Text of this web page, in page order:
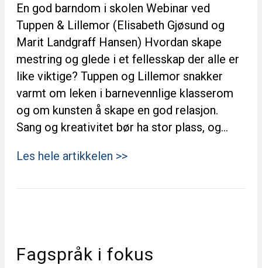
En god barndom i skolen Webinar ved
Tuppen & Lillemor (Elisabeth Gjøsund og
Marit Landgraff Hansen) Hvordan skape
mestring og glede i et fellesskap der alle er
like viktige? Tuppen og Lillemor snakker
varmt om leken i barnevennlige klasserom
og om kunsten å skape en god relasjon.
Sang og kreativitet bør ha stor plass, og…
Les hele artikkelen >>
Fagspråk i fokus